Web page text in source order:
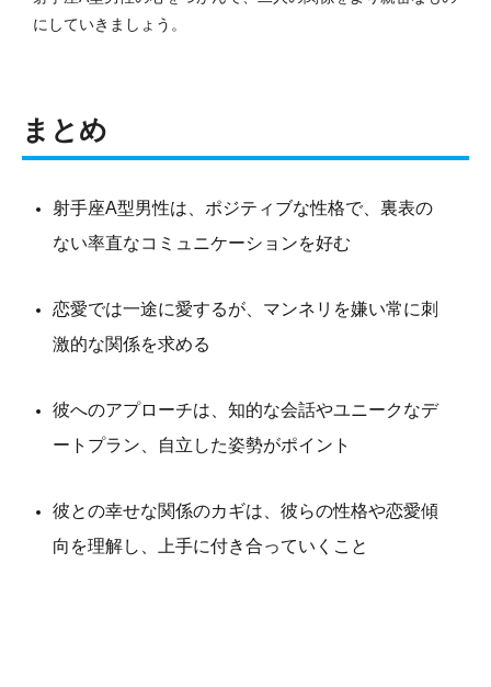
にしていきましょう。
まとめ
射手座A型男性は、ポジティブな性格で、裏表の
ない率直なコミュニケーションを好む
恋愛では一途に愛するが、マンネリを嫌い常に刺
激的な関係を求める
彼へのアプローチは、知的な会話やユニークなデ
ートプラン、自立した姿勢がポイント
彼との幸せな関係のカギは、彼らの性格や恋愛傾
向を理解し、上手に付き合っていくこと